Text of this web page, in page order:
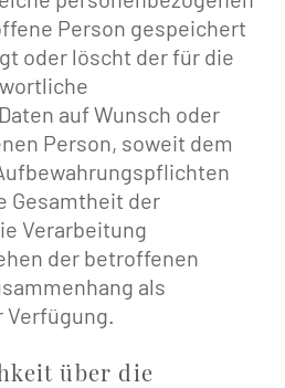
Person gespeichert
oder löscht der für die
auf Wunsch oder
Person, soweit dem
Gesamtheit der
Verarbeitung
der betroffenen
als
Verfügung.
über die